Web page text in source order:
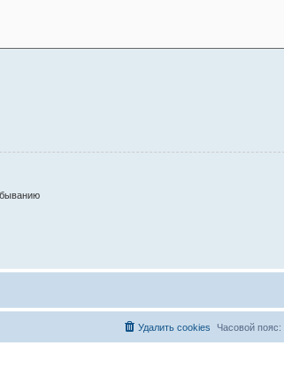
Часовой пояс:
Удалить cookies